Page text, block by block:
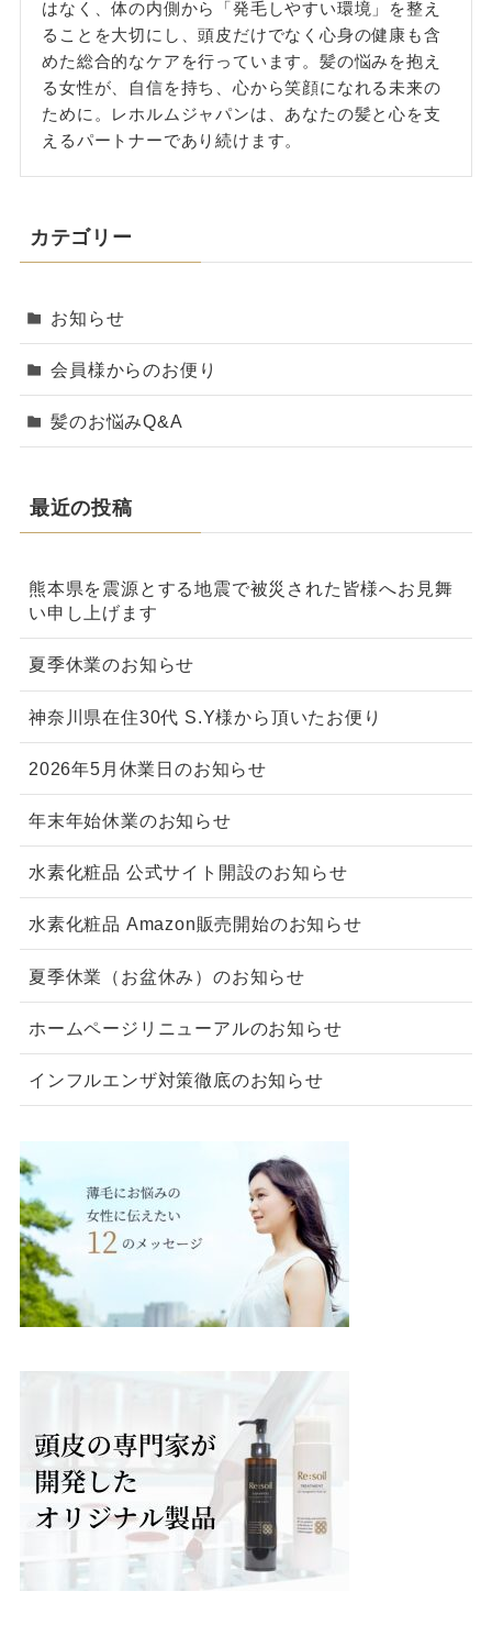
はなく、体の内側から「発毛しやすい環境」を整え
ることを大切にし、頭皮だけでなく心身の健康も含
めた総合的なケアを行っています。髪の悩みを抱え
る女性が、自信を持ち、心から笑顔になれる未来の
ために。レホルムジャパンは、あなたの髪と心を支
えるパートナーであり続けます。
カテゴリー
お知らせ
会員様からのお便り
髪のお悩みQ&A
最近の投稿
熊本県を震源とする地震で被災された皆様へお見舞
い申し上げます
夏季休業のお知らせ
神奈川県在住30代 S.Y様から頂いたお便り
2026年5月休業日のお知らせ
年末年始休業のお知らせ
水素化粧品 公式サイト開設のお知らせ
水素化粧品 Amazon販売開始のお知らせ
夏季休業（お盆休み）のお知らせ
ホームページリニューアルのお知らせ
インフルエンザ対策徹底のお知らせ